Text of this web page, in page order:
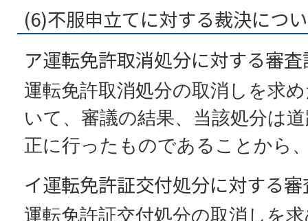
(6)不服申立てに対する裁決につ
ア運転免許取消処分に対する審
運転免許取消処分の取消しを求
いて、審議の結果、当該処分は
正に行ったものであることから
イ運転免許証交付処分に対する
運転免許証交付処分の取消しを